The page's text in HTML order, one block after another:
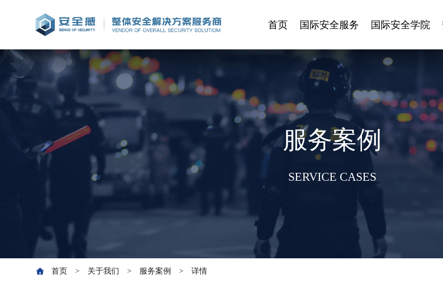
首页 国际安全服务 国际安全学院
服务案例
SERVICE CASES
首页 > 关于我们 > 服务案例 > 详情